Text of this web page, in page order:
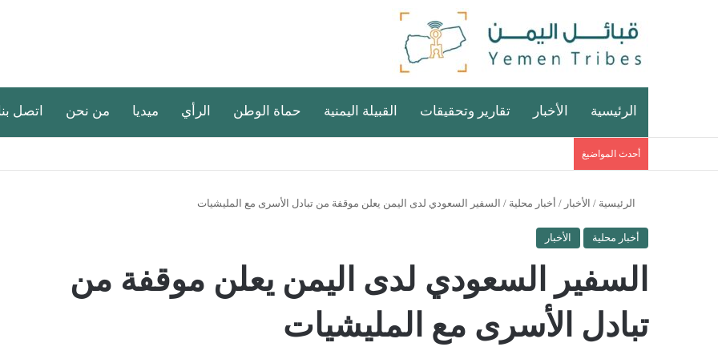
الرئيسية الأخبار تقارير وتحقيقات القبيلة اليمنية حماة الوطن الرأي ميديا من نحن اتصل
أحدث المواضيغ
الرئيسية / الأخبار / أخبار محلية / السفير السعودي لدى اليمن يعلن موقفة من تبادل الأسرى مع المليشيات
أخبار محلية الأخبار
السفير السعودي لدى اليمن يعلن موقفة من
تبادل الأسرى مع المليشيات